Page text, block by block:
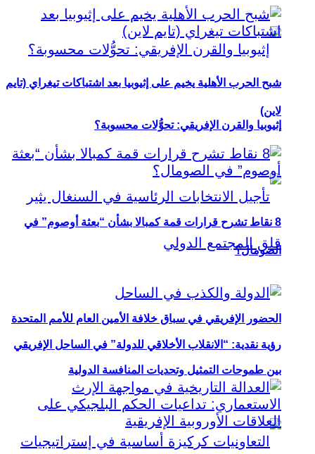
إثيوبيا والقرن الإفريقي: تحوُّلات محسوبة؟
الحضور الإفريقي في سباق خلافة الأمين العام للأمم المتحدة
بين طموحات التمثيل وتحديات المنافسة الدولية
شبح الحرب الأهلية يخيم على إثيوبيا بعد اشتباكات تيغراي (تايم
لاين)
8 نقاط تشرح قرارات قمة كمبالا بشأن “بعثة أوصوم” في
الصومال؟
رؤية نقدية: “الانقلاب الأخلاقي للدولة” في الساحل الإفريقي